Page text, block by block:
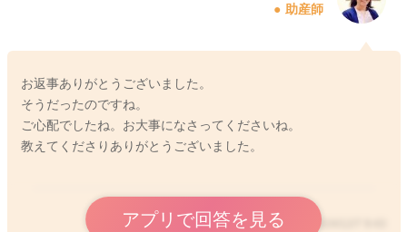
助産師
お返事ありがとうございました。
そうだったのですね。
ご心配でしたね。お大事になさってくださいね。
教えてくださりありがとうございました。
アプリで回答を見る 2024/12/7 9:43